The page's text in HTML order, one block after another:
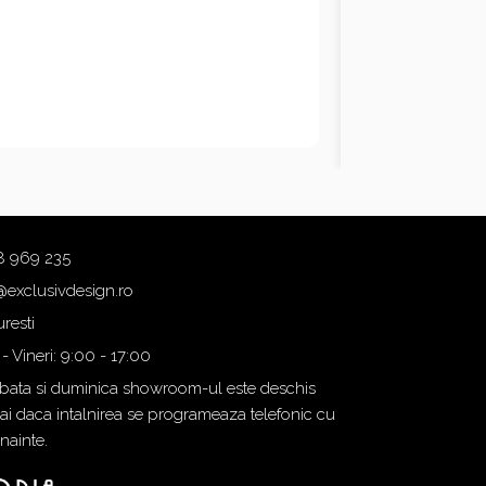
969 235
Vineri: 9:00 - 17:00
si duminica showroom-ul este deschis
daca intalnirea se programeaza telefonic cu